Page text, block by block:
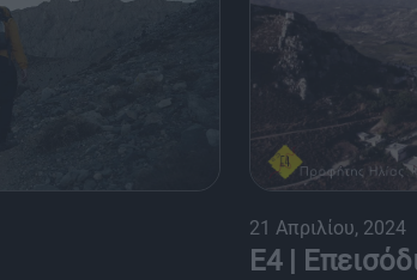
21 Απριλίου, 2024
Ε4 |